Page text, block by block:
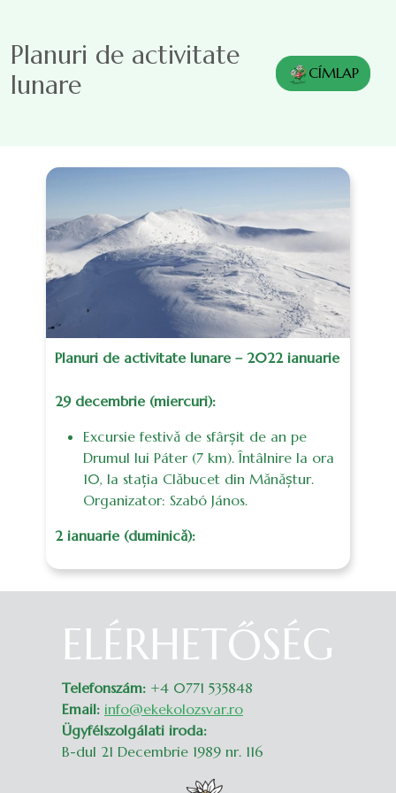
Planuri de activitate
lunare
CÍMLAP
Planuri de activitate lunare – 2022 ianuarie
29 decembrie (miercuri):
Excursie festivă de sfârșit de an pe
Drumul lui Páter (7 km). Întâlnire la ora
10, la stația Clăbucet din Mănăștur.
Organizator: Szabó János.
2 ianuarie (duminică):
ELÉRHETŐSÉG
Telefonszám: +4 0771 535848
Email: info@ekekolozsvar.ro
Ügyfélszolgálati iroda:
B-dul 21 Decembrie 1989 nr. 116